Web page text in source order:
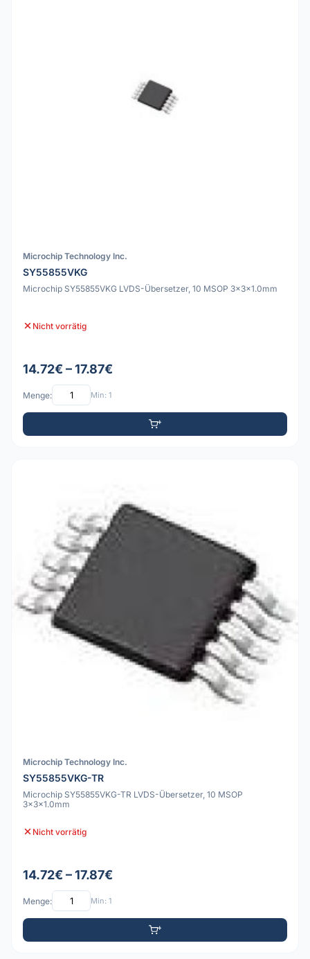
Microchip Technology Inc.
SY55855VKG
Microchip SY55855VKG LVDS-Übersetzer, 10 MSOP 3x3x1.0mm
Nicht vorrätig
14.72€ – 17.87€
Menge: Min: 1
Microchip Technology Inc.
SY55855VKG-TR
Microchip SY55855VKG-TR LVDS-Übersetzer, 10 MSOP
3x3x1.0mm
Nicht vorrätig
14.72€ – 17.87€
Menge: Min: 1